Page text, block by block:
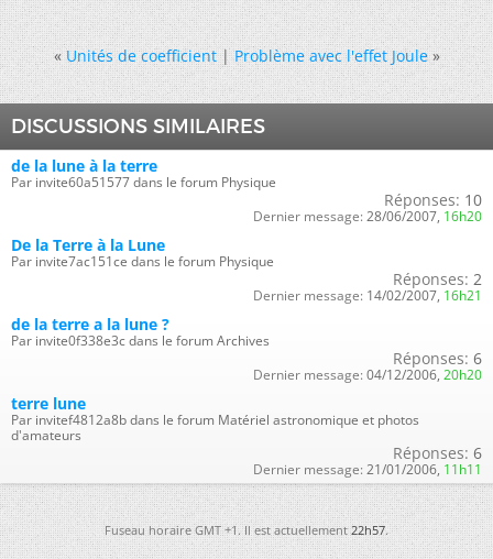
« Unités de coefficient|Problème avec l'effet Joule »
DISCUSSIONS SIMILAIRES
de la lune à la terre
Par invite60a51577 dans le forum Physique
Réponses: 10
Dernier message: 28/06/2007, 16h20
De la Terre à la Lune
Par invite7ac151ce dans le forum Physique
Réponses: 2
Dernier message: 14/02/2007, 16h21
de la terre a la lune ?
Par invite0f338e3c dans le forum Archives
Réponses: 6
Dernier message: 04/12/2006, 20h20
terre lune
Par invitef4812a8b dans le forum Matériel astronomique et photos
d'amateurs
Réponses: 6
Dernier message: 21/01/2006, 11h11
Fuseau horaire GMT +1. Il est actuellement22h57.